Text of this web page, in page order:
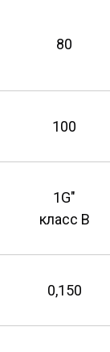
80
100
1G"
класс В
0,150